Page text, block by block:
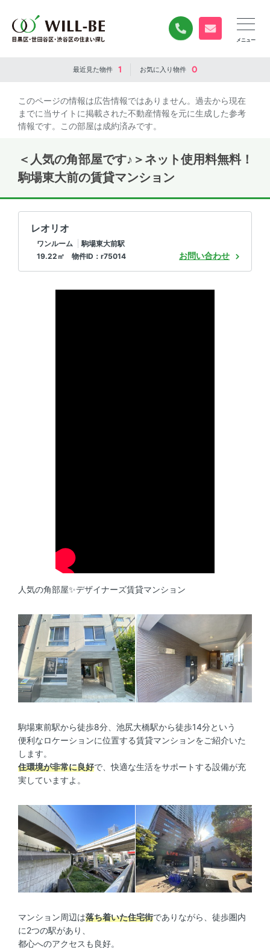
0120-840-834
無料お問い合
最近見た物件 1 お気に入り物件 0
このページの情報は広告情報ではありません。過去から現在
までに当サイトに掲載された不動産情報を元に生成した参考
情報です。この部屋は成約済みです。
＜人気の角部屋です♪＞ネット使用料無料！
駒場東大前の賃貸マンション
レオリオ
ワンルーム
駒場東大前駅
19.22㎡ 物件ID：r75014
お問い合わせ
人気の角部屋✨デザイナーズ賃貸マンション
駒場東前駅から徒歩8分、池尻大橋駅から徒歩14分という
便利なロケーションに位置する賃貸マンションをご紹介いた
します。
住環境が非常に良好で、快適な生活をサポートする設備が充
実していますよ。
マンション周辺は落ち着いた住宅街でありながら、徒歩圏内
に2つの駅があり、
都心へのアクセスも良好。